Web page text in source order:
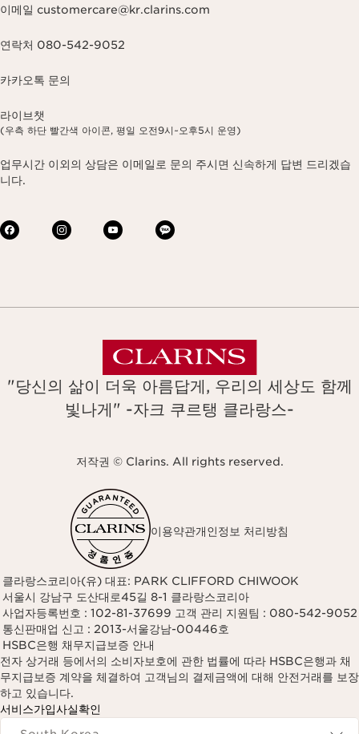
이메일 customercare@kr.clarins.com
연락처 080-542-9052
카카오톡 문의
라이브챗
(우측 하단 빨간색 아이콘, 평일 오전9시~오후5시 운영)
업무시간 이외의 상담은 이메일로 문의 주시면 신속하게 답변 드리겠습
니다.
"당신의 삶이 더욱 아름답게, 우리의 세상도 함께
빛나게" -자크 쿠르탱 클라랑스-
저작권 © Clarins. All rights reserved.
이용약관개인정보 처리방침
클라랑스코리아(유) 대표: PARK CLIFFORD CHIWOOK
서울시 강남구 도산대로45길 8-1 클라랑스코리아
사업자등록번호 : 102-81-37699 고객 관리 지원팀 : 080-542-9052
통신판매업 신고 : 2013-서울강남-00446호
HSBC은행 채무지급보증 안내
전자 상거래 등에서의 소비자보호에 관한 법률에 따라 HSBC은행과 채
무지급보증 계약을 체결하여 고객님의 결제금액에 대해 안전거래를 보장
하고 있습니다.
서비스가입사실확인
Navigates to